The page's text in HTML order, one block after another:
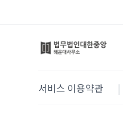
서비스 이용약관 |